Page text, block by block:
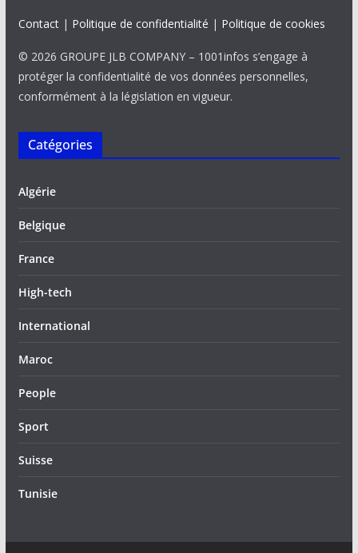
Contact| Politique de confidentialité | Politique de cookies
© 2026 GROUPE JLB COMPANY – 1001infos s’engage à
protéger la confidentialité de vos données personnelles,
conformément à la législation en vigueur.
Catégories
Algérie
Belgique
France
High-tech
International
Maroc
People
Sport
Suisse
Tunisie